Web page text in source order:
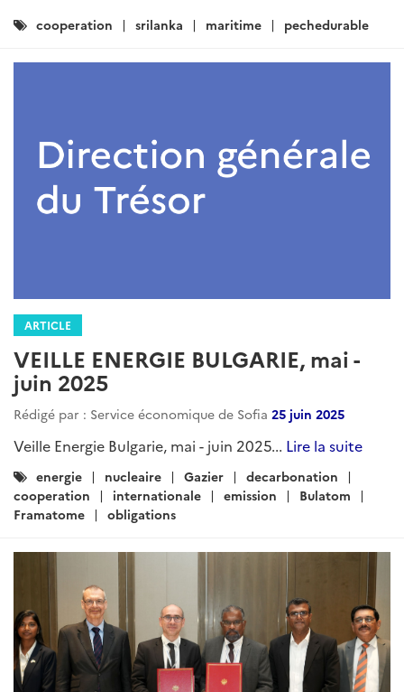
Catégories
cooperation srilanka maritime pechedurable
ARTICLE
VEILLE ENERGIE BULGARIE, mai -
juin 2025
Rédigé par : Service économique de Sofia 25 juin 2025
Veille Energie Bulgarie, mai - juin 2025... Lire la suite
Catégories
:
energie nucleaire Gazier
decarbonation
cooperation
internationale emission
Bulatom
Framatome
obligations